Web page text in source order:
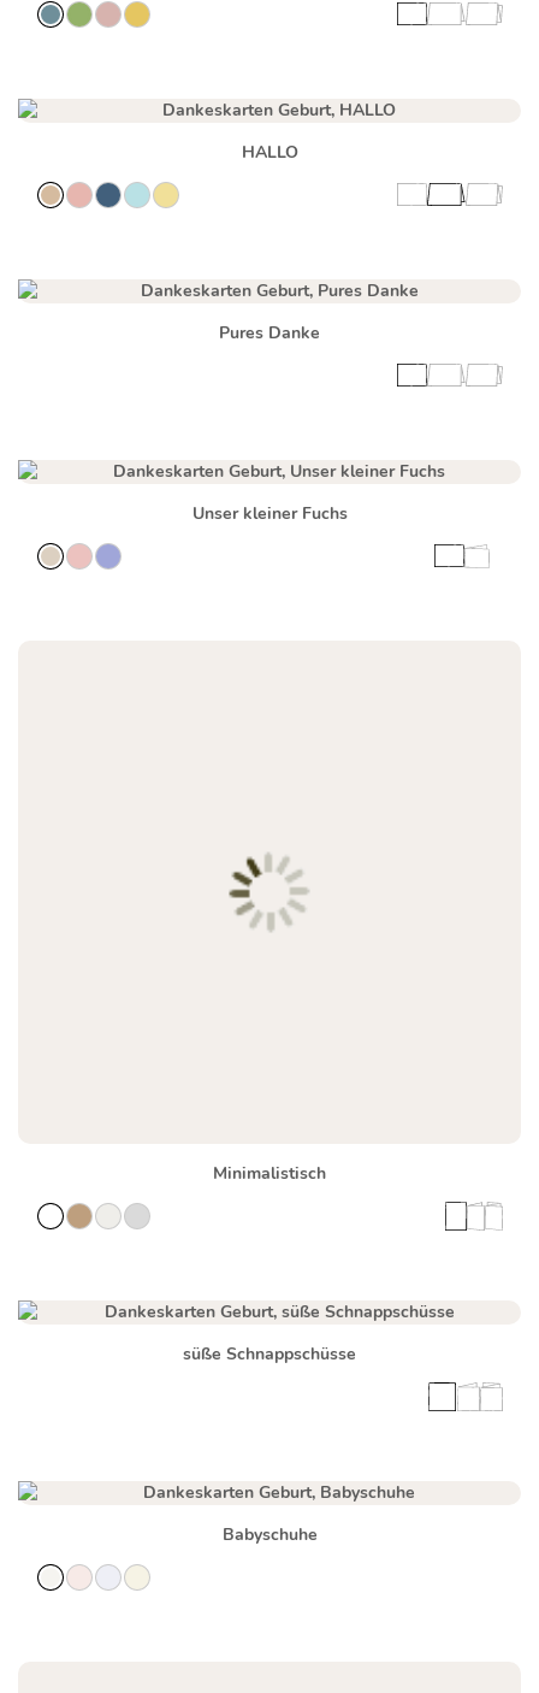
HALLO
Pures Danke
Unser kleiner Fuchs
Minimalistisch
süße Schnappschüsse
Babyschuhe